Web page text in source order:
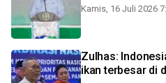
Kamis, 16 Juli 2026
Zulhas:
ikan terbesar di